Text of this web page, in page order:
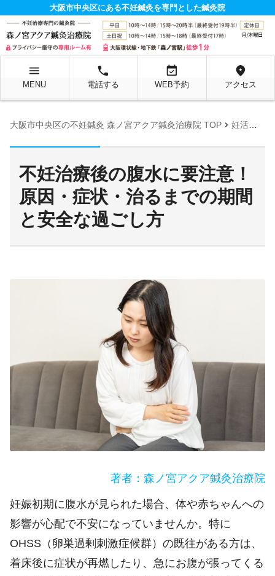
大阪市中央区にある不妊鍼灸を専門とした鍼灸院
menu
MENU
local_phone
電話する
event_available
WEB予約
location_on
アクセス
大阪市中央区の不妊鍼灸 森ノ宮アクア鍼灸治療院 TOP chevron_right 妊活お役立ち情報ページ
不妊治療後の腹水に要注意！
原因・症状・治るまでの期間
と安全な過ごし方
著者：森ノ宮アクア鍼灸治療院
妊娠初期に腹水が見られた場合、体や赤ちゃんへの
影響が心配で不安になっていませんか。特に
OHSS（卵巣過剰刺激症候群）の既往がある方は、
着床後に症状が再燃したり、急にお腹が張ってくる